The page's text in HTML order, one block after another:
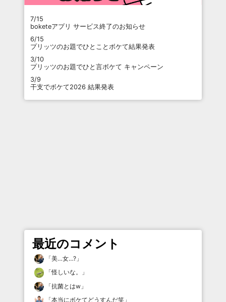
7/15
boketeアプリ サービス終了のお知らせ
6/15
プリッツのお題でひとことボケて結果発表
3/10
プリッツのお題でひと言ボケて キャンペーン
3/9
干支でボケて2026 結果発表
最近のコメント
「美…女…? 」
「怪しいな。
」
「抗菌とはw 」
「本当にボケてどうすんだ笑 」